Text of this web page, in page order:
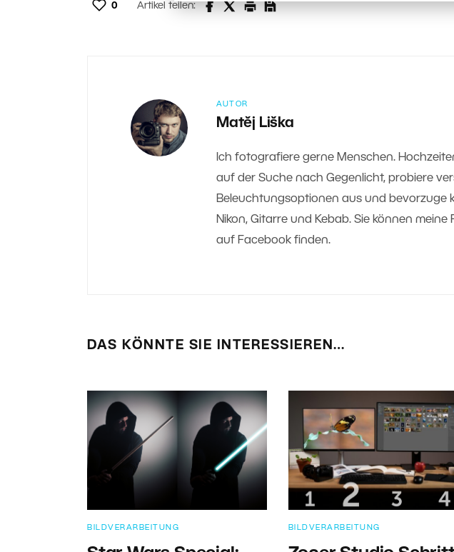
0 Artikel teilen:
AUTOR
Matěj Liška
Ich fotografiere gerne Menschen.
auf der Suche nach Gegenlicht, probiere
Beleuchtungsoptionen aus und bevorzuge
Nikon, Gitarre und Kebab. Sie können
auf Facebook finden.
DAS KÖNNTE SIE INTERESSIEREN…
BILDVERARBEITUNG BILDVERARBEITUNG